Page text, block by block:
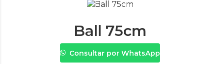
Ball 75cm
Consultar por WhatsApp